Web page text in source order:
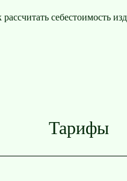
рассчитать себестоимость
Тарифы